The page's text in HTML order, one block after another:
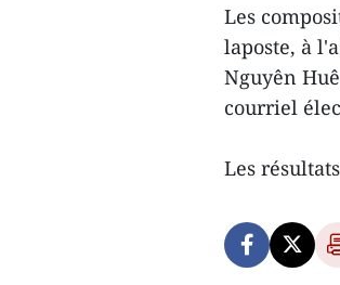
Les
laposte, à
Nguyên
courriel
Les